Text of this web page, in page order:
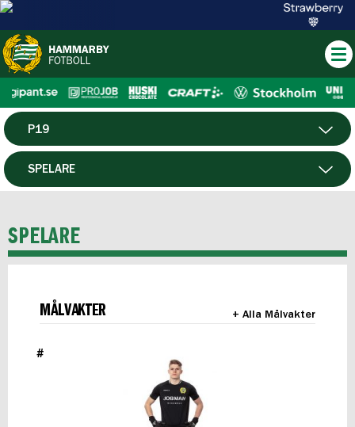
HERR
HTFF
P19
SPELARE
SPELARE
MÅLVAKTER + Alla Målvakter
#